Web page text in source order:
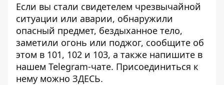
Если вы стали свидетелем чрезвычайной
ситуации или аварии, обнаружили
опасный предмет, бездыханное тело,
заметили огонь или поджог, сообщите об
этом в 101, 102 и 103, а также напишите в
нашем Telegram-чате. Присоединиться к
нему можно ЗДЕСЬ.